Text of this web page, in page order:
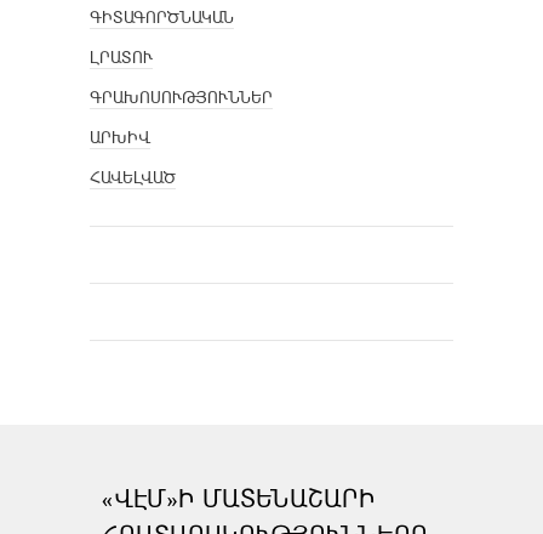
ԳԻՏԱԳՈՐԾՆԱԿԱՆ
ԼՐԱՏՈՒ
ԳՐԱԽՈՍՈՒԹՅՈՒՆՆԵՐ
ԱՐԽԻՎ
ՀԱՎԵԼՎԱԾ
«ՎԷՄ»Ի ՄԱՏԵՆԱՇԱՐԻ